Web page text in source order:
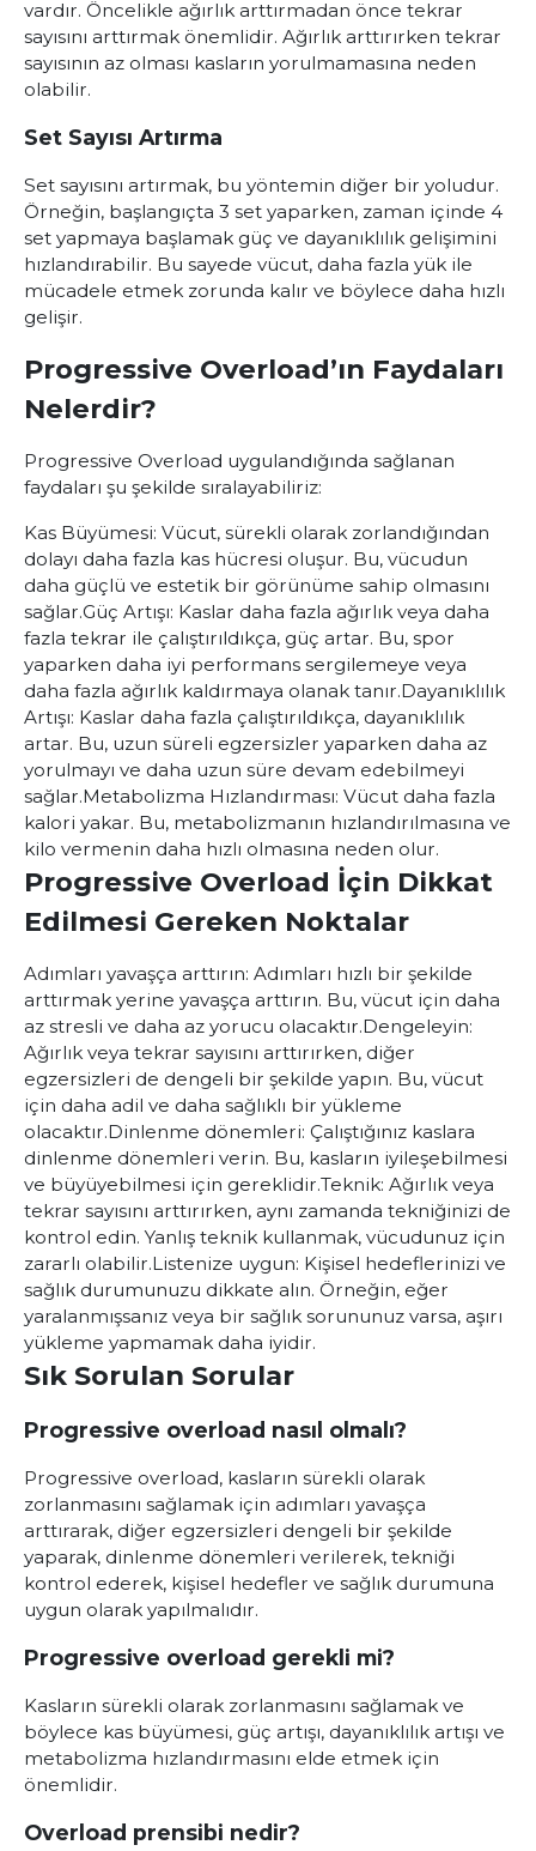
vardır. Öncelikle ağırlık arttırmadan önce tekrar
sayısını arttırmak önemlidir. Ağırlık arttırırken tekrar
sayısının az olması kasların yorulmamasına neden
olabilir.
Set Sayısı Artırma
Set sayısını artırmak, bu yöntemin diğer bir yoludur.
Örneğin, başlangıçta 3 set yaparken, zaman içinde 4
set yapmaya başlamak güç ve dayanıklılık gelişimini
hızlandırabilir. Bu sayede vücut, daha fazla yük ile
mücadele etmek zorunda kalır ve böylece daha hızlı
gelişir.
Progressive Overload’ın Faydaları
Nelerdir?
Progressive Overload uygulandığında sağlanan
faydaları şu şekilde sıralayabiliriz:
Kas Büyümesi: Vücut, sürekli olarak zorlandığından
dolayı daha fazla kas hücresi oluşur. Bu, vücudun
daha güçlü ve estetik bir görünüme sahip olmasını
sağlar.Güç Artışı: Kaslar daha fazla ağırlık veya daha
fazla tekrar ile çalıştırıldıkça, güç artar. Bu, spor
yaparken daha iyi performans sergilemeye veya
daha fazla ağırlık kaldırmaya olanak tanır.Dayanıklılık
Artışı: Kaslar daha fazla çalıştırıldıkça, dayanıklılık
artar. Bu, uzun süreli egzersizler yaparken daha az
yorulmayı ve daha uzun süre devam edebilmeyi
sağlar.Metabolizma Hızlandırması: Vücut daha fazla
kalori yakar. Bu, metabolizmanın hızlandırılmasına ve
kilo vermenin daha hızlı olmasına neden olur.
Progressive Overload İçin Dikkat
Edilmesi Gereken Noktalar
Adımları yavaşça arttırın: Adımları hızlı bir şekilde
arttırmak yerine yavaşça arttırın. Bu, vücut için daha
az stresli ve daha az yorucu olacaktır.Dengeleyin:
Ağırlık veya tekrar sayısını arttırırken, diğer
egzersizleri de dengeli bir şekilde yapın. Bu, vücut
için daha adil ve daha sağlıklı bir yükleme
olacaktır.Dinlenme dönemleri: Çalıştığınız kaslara
dinlenme dönemleri verin. Bu, kasların iyileşebilmesi
ve büyüyebilmesi için gereklidir.Teknik: Ağırlık veya
tekrar sayısını arttırırken, aynı zamanda tekniğinizi de
kontrol edin. Yanlış teknik kullanmak, vücudunuz için
zararlı olabilir.Listenize uygun: Kişisel hedeflerinizi ve
sağlık durumunuzu dikkate alın. Örneğin, eğer
yaralanmışsanız veya bir sağlık sorununuz varsa, aşırı
yükleme yapmamak daha iyidir.
Sık Sorulan Sorular
Progressive overload nasıl olmalı?
Progressive overload, kasların sürekli olarak
zorlanmasını sağlamak için adımları yavaşça
arttırarak, diğer egzersizleri dengeli bir şekilde
yaparak, dinlenme dönemleri verilerek, tekniği
kontrol ederek, kişisel hedefler ve sağlık durumuna
uygun olarak yapılmalıdır.
Progressive overload gerekli mi?
Kasların sürekli olarak zorlanmasını sağlamak ve
böylece kas büyümesi, güç artışı, dayanıklılık artışı ve
metabolizma hızlandırmasını elde etmek için
önemlidir.
Overload prensibi nedir?